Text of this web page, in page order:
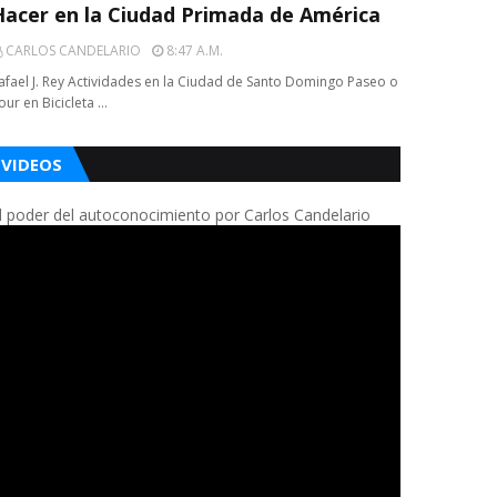
en la Ciudad Primada de América
CARLOS CANDELARIO
8:47 A.m.
J. Rey Actividades en la Ciudad de Santo Domingo Paseo o
en Bicicleta …
VIDEOS
poder del autoconocimiento por Carlos Candelario